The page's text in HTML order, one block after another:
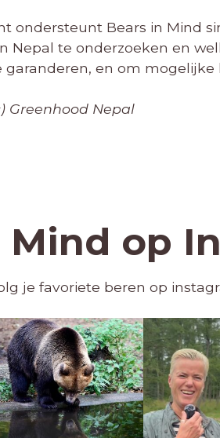
ondersteunt Bears in Mind
Nepal te onderzoeken en
garanderen, en om
Greenhood Nepal
Mind op
je favoriete beren op